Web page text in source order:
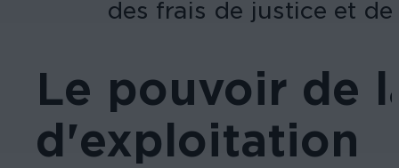
des frais de justice et
Le pouvoir de
d'exploitation